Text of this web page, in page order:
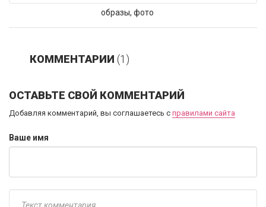
образы, фото
КОММЕНТАРИИ (1)
ОСТАВЬТЕ СВОЙ КОММЕНТАРИЙ
Добавляя комментарий, вы соглашаетесь с правилами сайта
Ваше имя